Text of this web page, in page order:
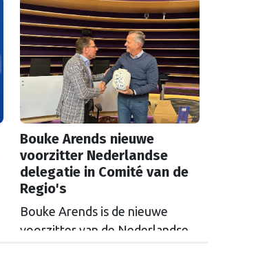
Bouke Arends nieuwe
voorzitter Nederlandse
delegatie in Comité van de
Regio's
Bouke Arends is de nieuwe
voorzitter van de Nederlandse